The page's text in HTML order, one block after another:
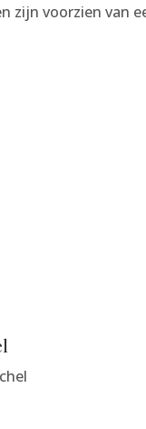
zijn voorzien van